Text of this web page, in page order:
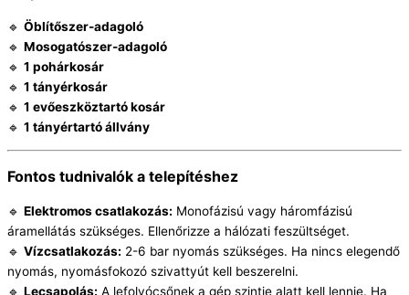
🔹 Öblítőszer-adagoló
🔹 Mosogatószer-adagoló
🔹 1 pohárkosár
🔹 1 tányérkosár
🔹 1 evőeszköztartó kosár
🔹 1 tányértartó állvány
Fontos tudnivalók a telepítéshez
🔹 Elektromos csatlakozás: Monofázisú vagy háromfázisú
áramellátás szükséges. Ellenőrizze a hálózati feszültséget.
🔹 Vízcsatlakozás: 2-6 bar nyomás szükséges. Ha nincs elegendő
nyomás, nyomásfokozó szivattyút kell beszerelni.
🔹 Lecsapolás: A lefolyócsőnek a gép szintje alatt kell lennie. Ha